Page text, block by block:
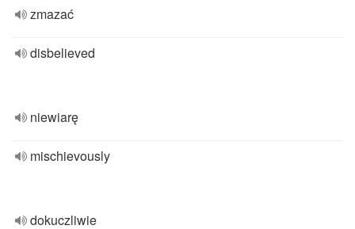
zmazać
disbelieved
niewiarę
mischievously
dokuczliwie